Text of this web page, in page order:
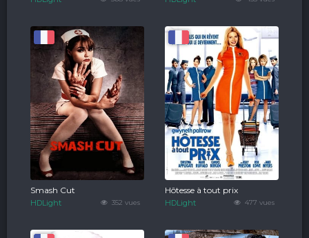
352 vues
Smash Cut
HDLight 477 vues
Hôtesse à tout prix
HDLight